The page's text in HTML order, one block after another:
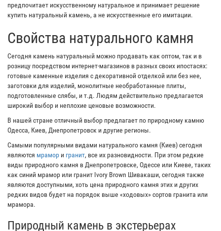
предпочитает искусственному натуральное и принимает решение
купить натуральный камень, а не искусственные его имитации.
Свойства натурального камня
Сегодня камень натуральный можно продавать как оптом, так и в
розницу посредством интернет-магазинов в разных своих ипостасях:
готовые каменные изделия с декоративной отделкой или без нее,
заготовки для изделий, монолитные необработанные плиты,
подготовленные слябы, и т.д. Людям действительно предлагается
широкий выбор и неплохие ценовые возможности.
В нашей стране отличный выбор предлагает по природному камню
Одесса, Киев, Днепропетровск и другие регионы.
Самыми популярными видами натурального камня (Киев) сегодня
являются мрамор и гранит, все их разновидности. При этом редкие
виды природного камня в Днепропетровске, Одессе или Киеве, таких
как синий мрамор или гранит Ivory Brown Шивакаши, сегодня также
являются доступными, хоть цена природного камня этих и других
редких видов будет на порядок выше «ходовых» сортов гранита или
мрамора.
Природный камень в экстерьерах